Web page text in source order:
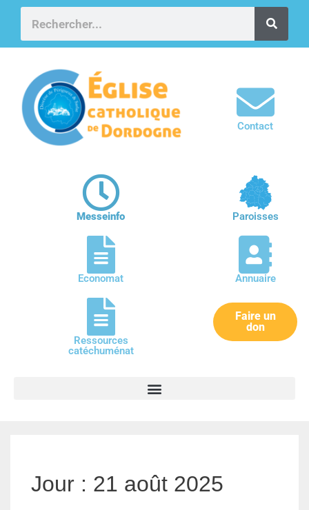
Contact
Messeinfo Paroisses
Economat Annuaire
Ressources
catéchuménat
Faire un
don
Jour : 21 août 2025